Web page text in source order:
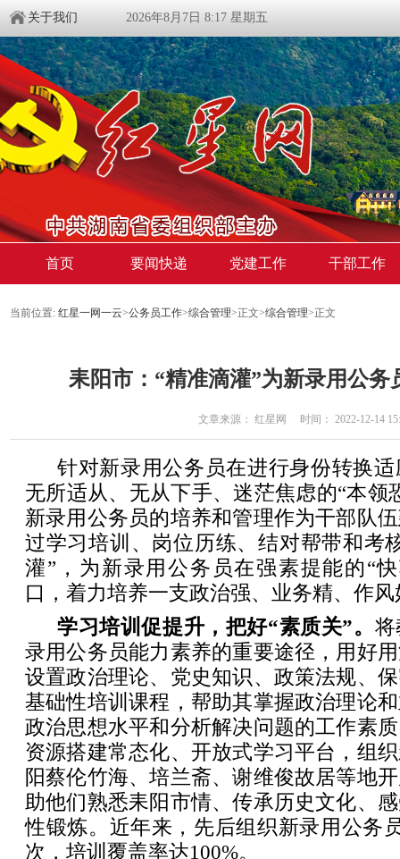
关于我们 2026年8月7日 8:17 星期五
首页 要闻快递 党建工作 干部工作
当前位置: 红星一网一云>公务员工作>综合管理>正文>综合管理>正文
耒阳市：“精准滴灌”为新录用公务
文章来源： 红星网 时间： 2022-12-14
针对新录用公务员在进行身份转换
无所适从、无从下手、迷茫焦虑的“本领
新录用公务员的培养和管理作为干部队
过学习培训、岗位历练、结对帮带和考
灌”，为新录用公务员在强素提能的“
口，着力培养一支政治强、业务精、作
学习培训促提升，把好“素质关”。
录用公务员能力素养的重要途径，用好
设置政治理论、党史知识、政策法规、
基础性培训课程，帮助其掌握政治理论
政治思想水平和分析解决问题的工作素
资源搭建常态化、开放式学习平台，组
阳蔡伦竹海、培兰斋、谢维俊故居等地
助他们熟悉耒阳市情、传承历史文化、
性锻炼。近年来，先后组织新录用公务
次，培训覆盖率达100%。